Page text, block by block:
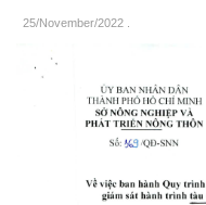
25/November/2022